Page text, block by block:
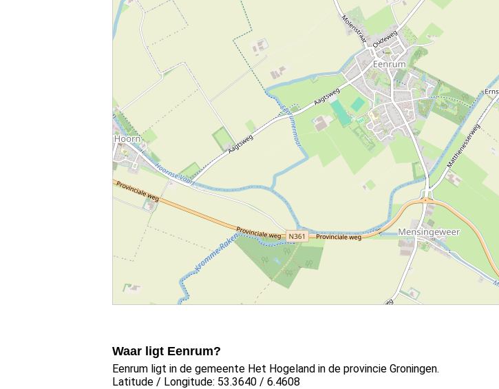
Waar ligt Eenrum?
Eenrum ligt in de gemeente Het Hogeland in de provincie Groningen.
Latitude / Longitude: 53.3640 / 6.4608